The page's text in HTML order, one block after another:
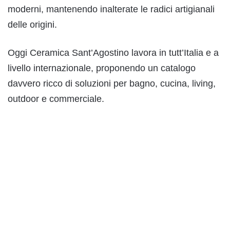
moderni, mantenendo inalterate le radici artigianali
delle origini.
Oggi Ceramica Sant’Agostino lavora in tutt’Italia e a
livello internazionale, proponendo un catalogo
davvero ricco di soluzioni per bagno, cucina, living,
outdoor e commerciale.